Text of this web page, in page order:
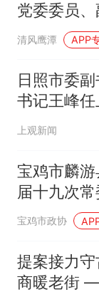
党委委员、
接受纪律
清风鹰潭 APP
日照市委
书记王峰
上观新闻
宝鸡市麟
届十九次
宝鸡市政协
提案接力
商暖老街